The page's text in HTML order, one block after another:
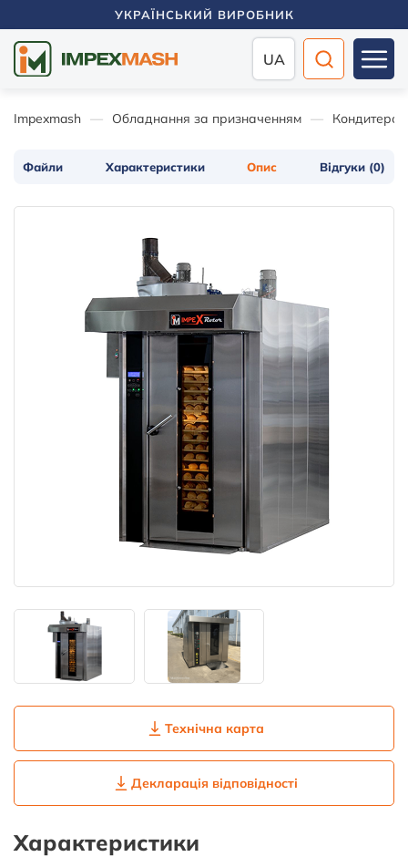
УКРАЇНСЬКИЙ ВИРОБНИК
UA
Impexmash Обладнання за призначенням
Файли Характеристики Опис Відгуки (0)
Технічна карта
Декларація відповідності
Характеристики